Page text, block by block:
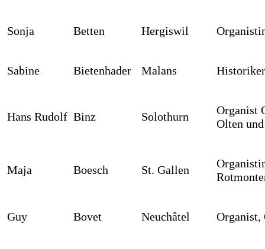
Sonja Betten Hergiswil
Sabine Bietenhader Malans
Hans Rudolf Binz Solothurn
Organist
Olten
Maja Boesch St. Gallen
Guy Bovet Neuchâtel Organist,